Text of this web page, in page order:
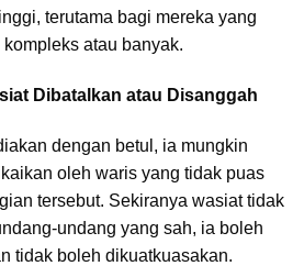
terutama bagi mereka yang
atau banyak.
Dibatalkan atau Disanggah
dengan betul, ia mungkin
oleh waris yang tidak puas
tersebut. Sekiranya wasiat tidak
undang yang sah, ia boleh
tidak boleh dikuatkuasakan.